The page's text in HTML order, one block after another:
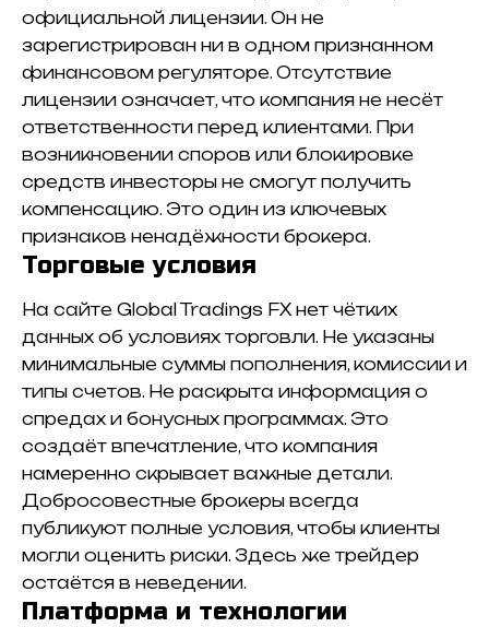
официальной лицензии. Он не
зарегистрирован ни в одном признанном
финансовом регуляторе. Отсутствие
лицензии означает, что компания не несёт
ответственности перед клиентами. При
возникновении споров или блокировке
средств инвесторы не смогут получить
компенсацию. Это один из ключевых
признаков ненадёжности брокера.
Торговые условия
На сайте Global Tradings FX нет чётких
данных об условиях торговли. Не указаны
минимальные суммы пополнения, комиссии и
типы счетов. Не раскрыта информация о
спредах и бонусных программах. Это
создаёт впечатление, что компания
намеренно скрывает важные детали.
Добросовестные брокеры всегда
публикуют полные условия, чтобы клиенты
могли оценить риски. Здесь же трейдер
остаётся в неведении.
Платформа и технологии